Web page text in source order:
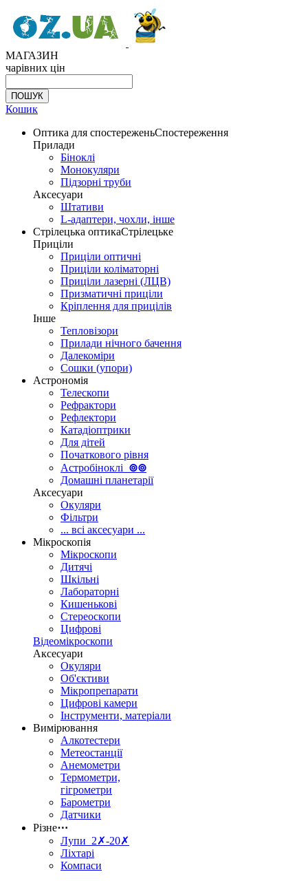
МАГАЗИН
чарівних цін
Кошик
Оптика для спостереженьСпостереження
Прилади
Біноклі
Монокуляри
Підзорні труби
Аксесуари
Штативи
L-адаптери, чохли, інше
Стрілецька оптикаСтрілецьке
Приціли
Приціли оптичні
Приціли коліматорні
Приціли лазерні (ЛЦВ)
Призматичні приціли
Кріплення для прицілів
Інше
Тепловізори
Прилади нічного бачення
Далекоміри
Сошки (упори)
Астрономія
Телескопи
Рефрактори
Рефлектори
Катадіоптрики
Для дітей
Початкового рівня
Астробіноклі ⊚⊚
Домашні планетарії
Аксесуари
Окуляри
Фільтри
... всі аксесуари ...
Мікроскопія
Мікроскопи
Дитячі
Шкільні
Лабораторні
Кишенькові
Стереоскопи
Цифрові
Відеомікроскопи
Аксесуари
Окуляри
Об'єктиви
Мікропрепарати
Цифрові камери
Інструменти, матеріали
Вимірювання
Алкотестери
Метеостанції
Анемометри
Термометри,
гігрометри
Барометри
Датчики
Різне⋯
Лупи 2✗-20✗
Ліхтарі
Компаси